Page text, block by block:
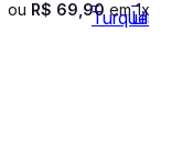
ou R$ 69 90 em1x